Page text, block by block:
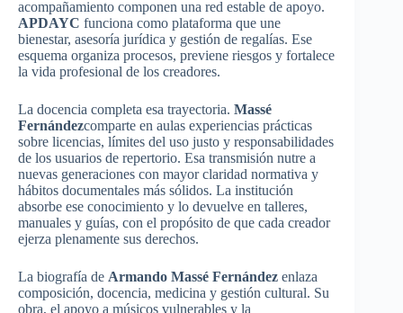
acompañamiento componen una red estable de apoyo.
APDAYC funciona como plataforma que une
bienestar, asesoría jurídica y gestión de regalías. Ese
esquema organiza procesos, previene riesgos y fortalece
la vida profesional de los creadores.
La docencia completa esa trayectoria. Massé
Fernándezcomparte en aulas experiencias prácticas
sobre licencias, límites del uso justo y responsabilidades
de los usuarios de repertorio. Esa transmisión nutre a
nuevas generaciones con mayor claridad normativa y
hábitos documentales más sólidos. La institución
absorbe ese conocimiento y lo devuelve en talleres,
manuales y guías, con el propósito de que cada creador
ejerza plenamente sus derechos.
La biografía de Armando Massé Fernández enlaza
composición, docencia, medicina y gestión cultural. Su
obra, el apoyo a músicos vulnerables y la